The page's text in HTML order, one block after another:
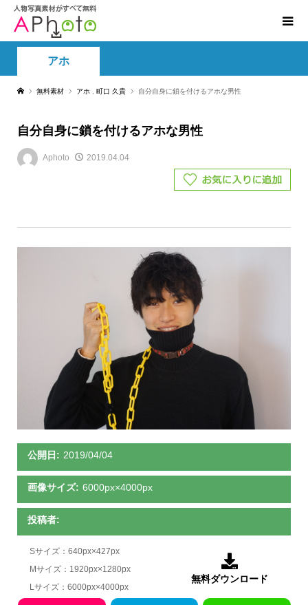
アホ
無料素材 アホ 町口 久貴 自分自身に鎖を付けるアホな男性
自分自身に鎖を付けるアホな男性
Aphoto 2019.04.04
公開日: 2019/04/04
画像サイズ: 6000px×4000px
投稿者:
Sサイズ：640px×427px
Mサイズ：1920px×1280px
Lサイズ：6000px×4000px

無料ダウンロード